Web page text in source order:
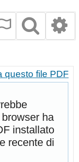
questo file PDF
ha
installato
recente di